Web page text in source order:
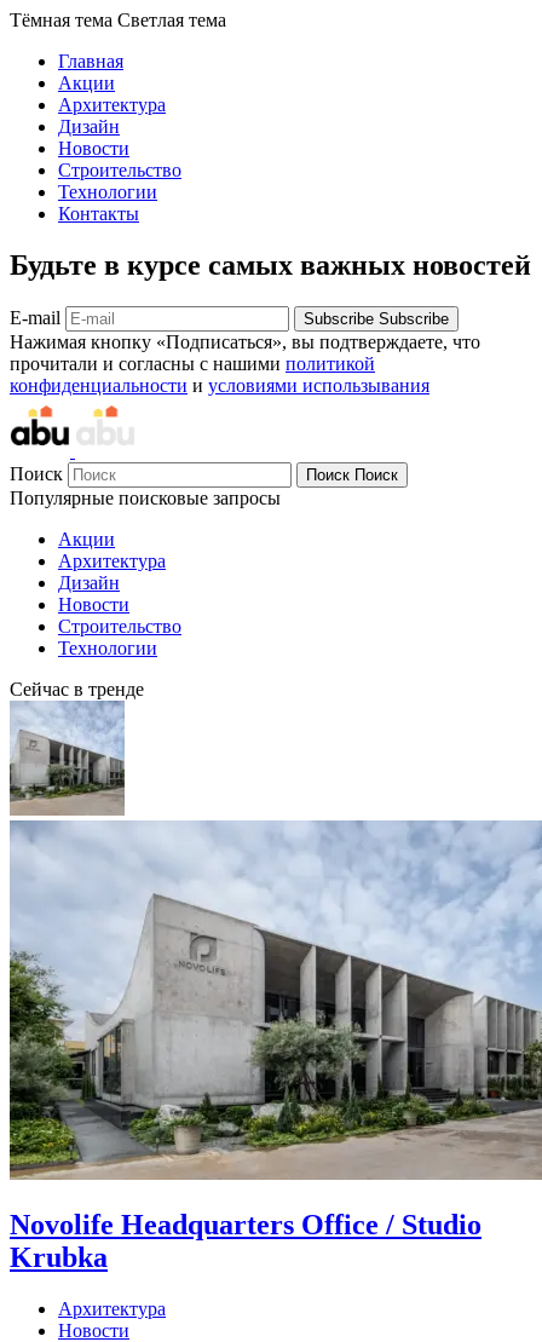
Тёмная тема Светлая тема
Главная
Акции
Архитектура
Дизайн
Новости
Строительство
Технологии
Контакты
Будьте в курсе самых важных новостей
E-mail Subscribe Subscribe
Нажимая кнопку «Подписаться», вы подтверждаете, что
прочитали и согласны с нашими политикой
конфиденциальности и условиями использывания
Поиск Поиск Поиск
Популярные поисковые запросы
Акции
Архитектура
Дизайн
Новости
Строительство
Технологии
Сейчас в тренде
Novolife Headquarters Office / Studio
Krubka
Архитектура
Новости